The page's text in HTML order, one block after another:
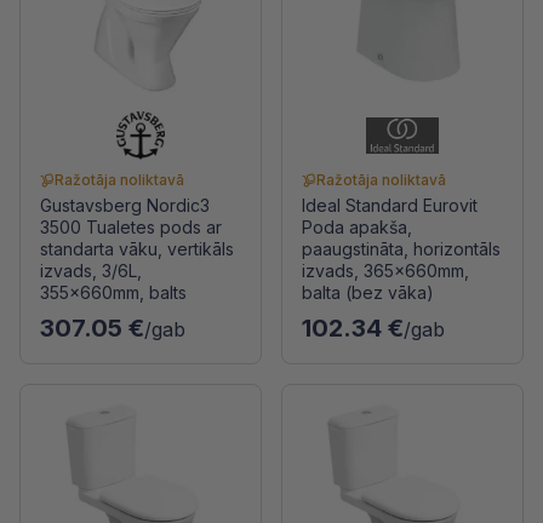
Ražotāja noliktavā
Gustavsberg Nordic3
3500 Tualetes pods ar
standarta vāku, vertikāls
izvads, 3/6L,
355x660mm, balts
307.05 €/gab
Ražotāja noliktavā
Ideal Standard Eurovit
Poda apakša,
paaugstināta, horizontāls
izvads, 365x660mm,
balta (bez vāka)
102.34 €/gab